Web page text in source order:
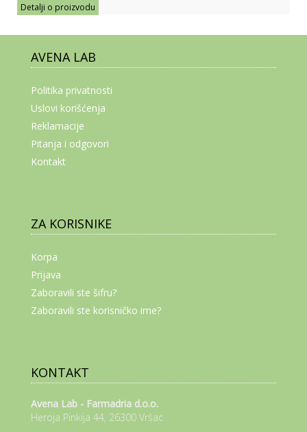
Detalji o proizvodu
AVENA LAB
Politika privatnosti
Uslovi korišćenja
Reklamacije
Pitanja i odgovori
Kontakt
ZA KORISNIKE
Korpa
Prijava
Zaboravili ste šifru?
Zaboravili ste korisničko ime?
KONTAKT
Avena Lab - Farmadria d.o.o.
Heroja Pinkija 44, 26300 Vršac